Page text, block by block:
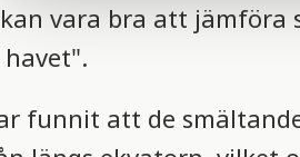
c
t
n
vara bra att jämföra
funnit att de